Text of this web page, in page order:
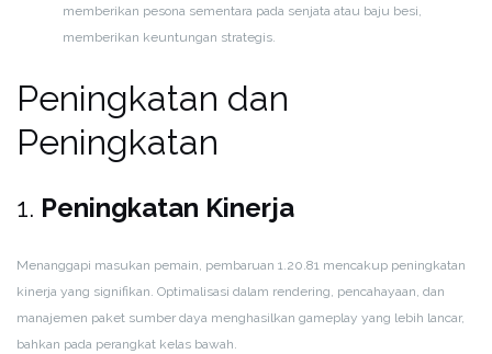
memberikan pesona sementara pada senjata atau baju besi,
memberikan keuntungan strategis.
Peningkatan dan
Peningkatan
1. Peningkatan Kinerja
Menanggapi masukan pemain, pembaruan 1.20.81 mencakup peningkatan
kinerja yang signifikan. Optimalisasi dalam rendering, pencahayaan, dan
manajemen paket sumber daya menghasilkan gameplay yang lebih lancar,
bahkan pada perangkat kelas bawah.